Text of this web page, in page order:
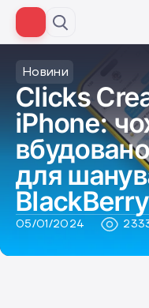
Новини
Clicks
iPhone:
для
BlackBerry
05/01/2024